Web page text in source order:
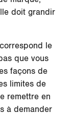
doit grandir
le
que vous
façons de
limites de
remettre en
à demander